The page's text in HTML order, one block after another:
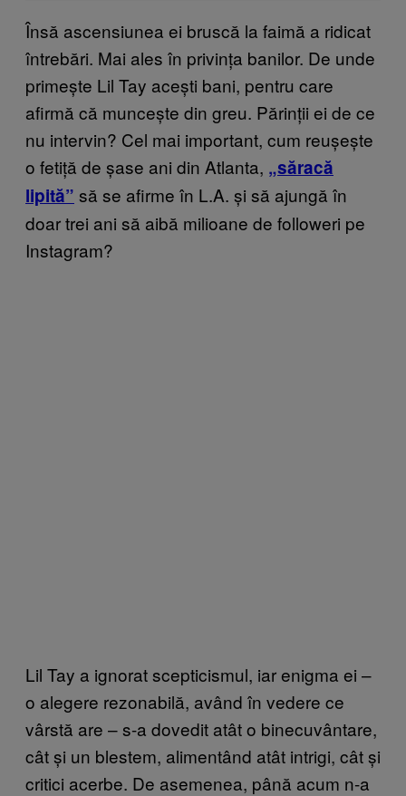
Însă ascensiunea ei bruscă la faimă a ridicat
întrebări. Mai ales în privința banilor. De unde
primește Lil Tay acești bani, pentru care
afirmă că muncește din greu. Părinții ei de ce
nu intervin? Cel mai important, cum reușește
o fetiță de șase ani din Atlanta, „săracă
lipită” să se afirme în L.A. și să ajungă în
doar trei ani să aibă milioane de followeri pe
Instagram?
Lil Tay a ignorat scepticismul, iar enigma ei –
o alegere rezonabilă, având în vedere ce
vârstă are – s-a dovedit atât o binecuvântare,
cât și un blestem, alimentând atât intrigi, cât și
critici acerbe. De asemenea, până acum n-a